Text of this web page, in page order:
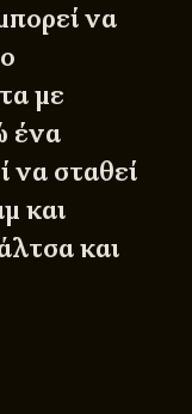
να
με
ένα
να σταθεί
και
και